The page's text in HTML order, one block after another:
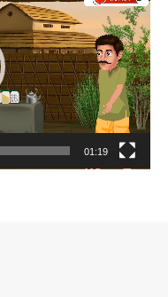
01:19